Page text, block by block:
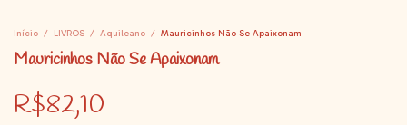
Início / LIVROS / Aquileano / Mauricinhos Não Se Apaixonam
Mauricinhos Não Se Apaixonam
R$82,10